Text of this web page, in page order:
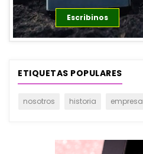
Escribinos
ETIQUETAS POPULARES
nosotros historia empresa